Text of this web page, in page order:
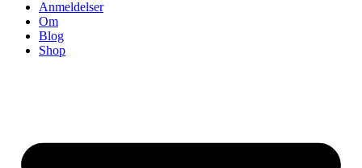
Anmeldelser
Om
Blog
Shop